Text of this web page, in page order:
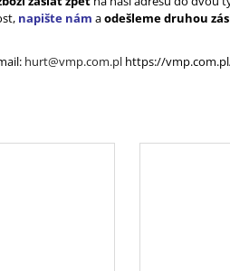
napište nám aodešleme druhou
: hurt@vmp.com.pl https://